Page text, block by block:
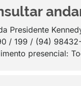
Presidente
/ 199 / (94)
presencial: